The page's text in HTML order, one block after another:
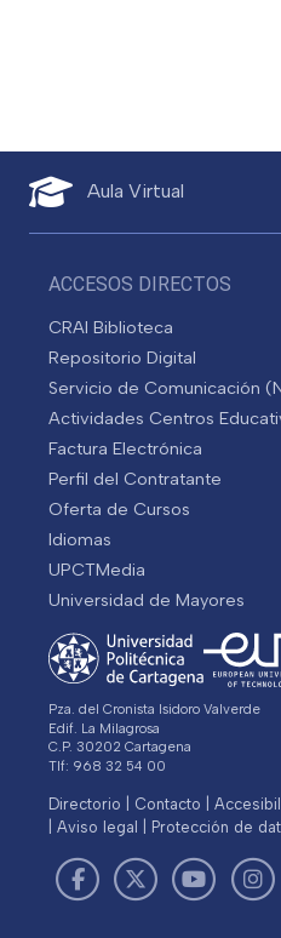
Aula Virtual
ACCESOS DIRECTOS
CRAI Biblioteca
Repositorio Digital
Servicio de Comunicación
Actividades Centros
Factura Electrónica
Perfil del Contratante
Oferta de Cursos
Idiomas
UPCTMedia
Universidad de Mayores
Pza. del Cronista Isidoro Valverde
Edif. La Milagrosa
C.P. 30202 Cartagena
Tlf: 968 32 54 00
Directorio Contacto
Aviso legal
Protección de